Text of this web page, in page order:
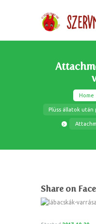
Home
Plüss állatok után
Share on